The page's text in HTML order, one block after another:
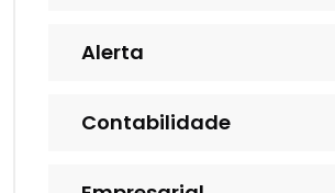
Alerta
Contabilidade